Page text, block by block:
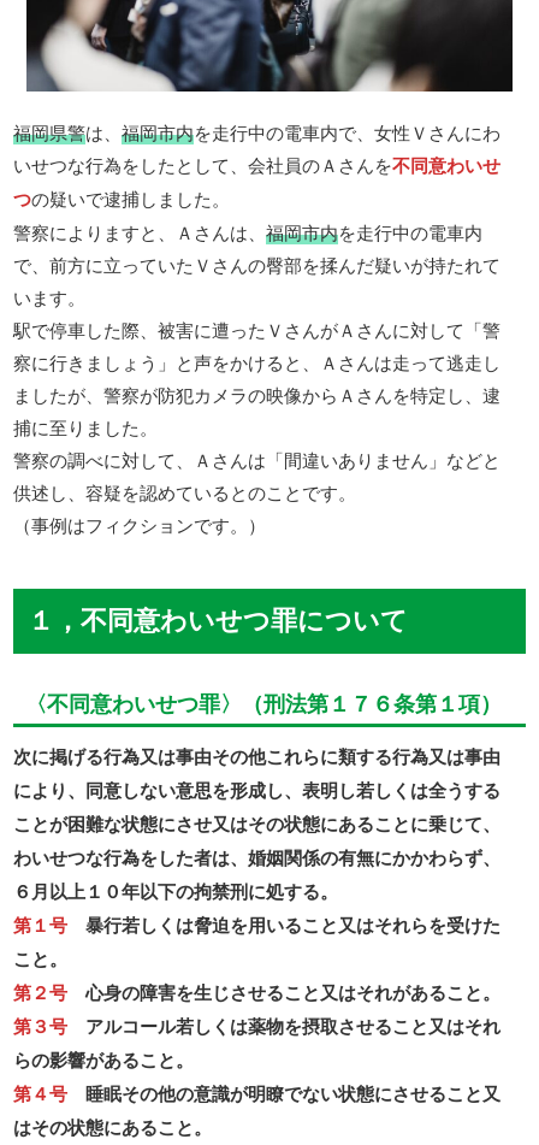
福岡県警は、福岡市内を走行中の電車内で、女性Ｖさんにわ
いせつな行為をしたとして、会社員のＡさんを不同意わいせ
つの疑いで逮捕しました。
警察によりますと、Ａさんは、福岡市内を走行中の電車内
で、前方に立っていたＶさんの臀部を揉んだ疑いが持たれて
います。
駅で停車した際、被害に遭ったＶさんがＡさんに対して「警
察に行きましょう」と声をかけると、Ａさんは走って逃走し
ましたが、警察が防犯カメラの映像からＡさんを特定し、逮
捕に至りました。
警察の調べに対して、Ａさんは「間違いありません」などと
供述し、容疑を認めているとのことです。
（事例はフィクションです。）
１，不同意わいせつ罪について
〈不同意わいせつ罪〉（刑法第１７６条第１項）
次に掲げる行為又は事由その他これらに類する行為又は事由
により、同意しない意思を形成し、表明し若しくは全うする
ことが困難な状態にさせ又はその状態にあることに乗じて、
わいせつな行為をした者は、婚姻関係の有無にかかわらず、
６月以上１０年以下の拘禁刑に処する。
第１号
暴行若しくは脅迫を用いること又はそれらを受けた
こと。
第２号
心身の障害を生じさせること又はそれがあること。
第３号
アルコール若しくは薬物を摂取させること又はそれ
らの影響があること。
第４号
睡眠その他の意識が明瞭でない状態にさせること又
はその状態にあること。